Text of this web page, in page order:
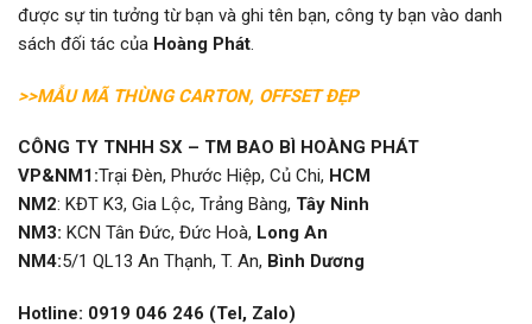
được sự tin tưởng từ bạn và ghi tên bạn, công ty bạn vào danh
sách đối tác của Hoàng Phát.
>>MẪU MÃ THÙNG CARTON, OFFSET ĐẸP
CÔNG TY TNHH SX – TM BAO BÌ HOÀNG PHÁT
VP&NM1:Trại Đèn, Phước Hiệp, Củ Chi, HCM
NM2: KĐT K3, Gia Lộc, Trảng Bàng, Tây Ninh
NM3: KCN Tân Đức, Đức Hoà, Long An
NM4:5/1 QL13 An Thạnh, T. An, Bình Dương
Hotline: 0919 046 246 (Tel, Zalo)